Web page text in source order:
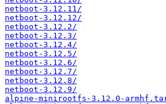
netboot-3.12.11/
netboot-3.12.12/
netboot-3.12.2/
netboot-3.12.3/
netboot-3.12.4/
netboot-3.12.5/
netboot-3.12.6/
netboot-3.12.7/
netboot-3.12.8/
netboot-3.12.9/
alpine-minirootfs-3.12.0-